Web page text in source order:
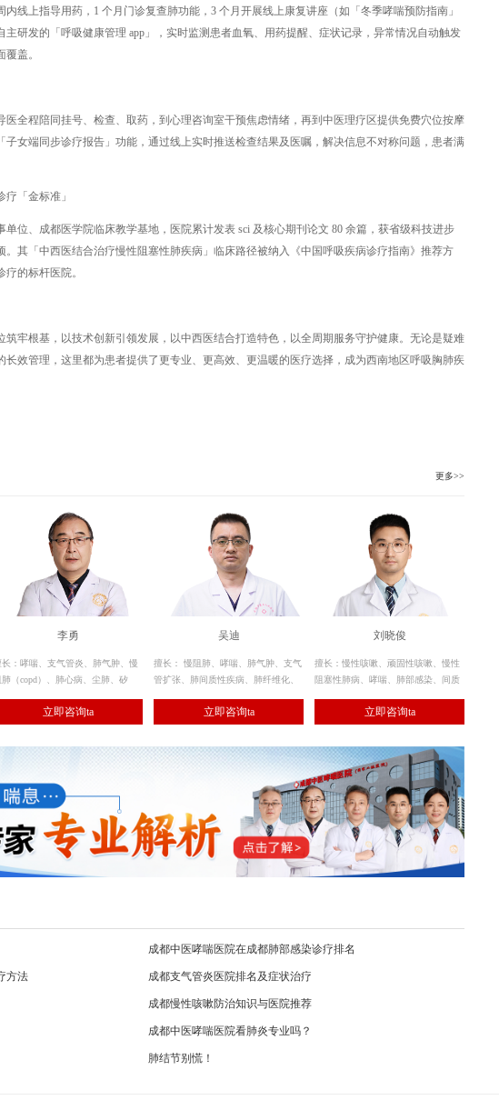
线上指导用药，1 个月门诊复查肺功能，3 个月开展线上康复讲座（如「冬季哮喘预防指南」
主研发的「呼吸健康管理 app」，实时监测患者血氧、用药提醒、症状记录，异常情况自动触发
盖。
医全程陪同挂号、检查、取药，到心理咨询室干预焦虑情绪，再到中医理疗区提供免费穴位按摩
子女端同步诊疗报告」功能，通过线上实时推送检查结果及医嘱，解决信息不对称问题，患者满
「金标准」
位、成都医学院临床教学基地，医院累计发表 sci 及核心期刊论文 80 余篇，获省级科技进步
。其「中西医结合治疗慢性阻塞性肺疾病」临床路径被纳入《中国呼吸疾病诊疗指南》推荐方
的标杆医院。
筑牢根基，以技术创新引领发展，以中西医结合打造特色，以全周期服务守护健康。无论是疑难
长效管理，这里都为患者提供了更专业、更高效、更温暖的医疗选择，成为西南地区呼吸胸肺疾
更多>>
李勇
长：哮喘、支气管炎、肺气肿、慢
肺（copd）、肺心病、尘肺、矽
炎、肺部感染、肺纤维化、肺结
。
立即咨询ta
吴迪
擅长： 慢阻肺、哮喘、肺气肿、支气
管扩张、肺间质性疾病、肺纤维化、
高压、肺血管畸形等疾病的诊治。
立即咨询ta
刘晓俊
擅长：慢性咳嗽、顽固性咳嗽、慢性
阻塞性肺病、哮喘、肺部感染、间质
肺部炎症及气道疾病的诊治。
立即咨询ta
成都中医哮喘医院在成都肺部感染诊疗排名
方法 成都支气管炎医院排名及症状治疗
成都慢性咳嗽防治知识与医院推荐
成都中医哮喘医院看肺炎专业吗？
肺结节别慌！